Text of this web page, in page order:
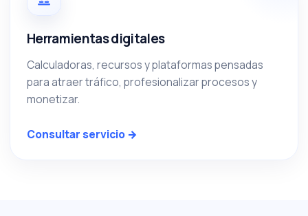
Herramientas digitales
Calculadoras, recursos y plataformas pensadas
para atraer tráfico, profesionalizar procesos y
monetizar.
Consultar servicio →